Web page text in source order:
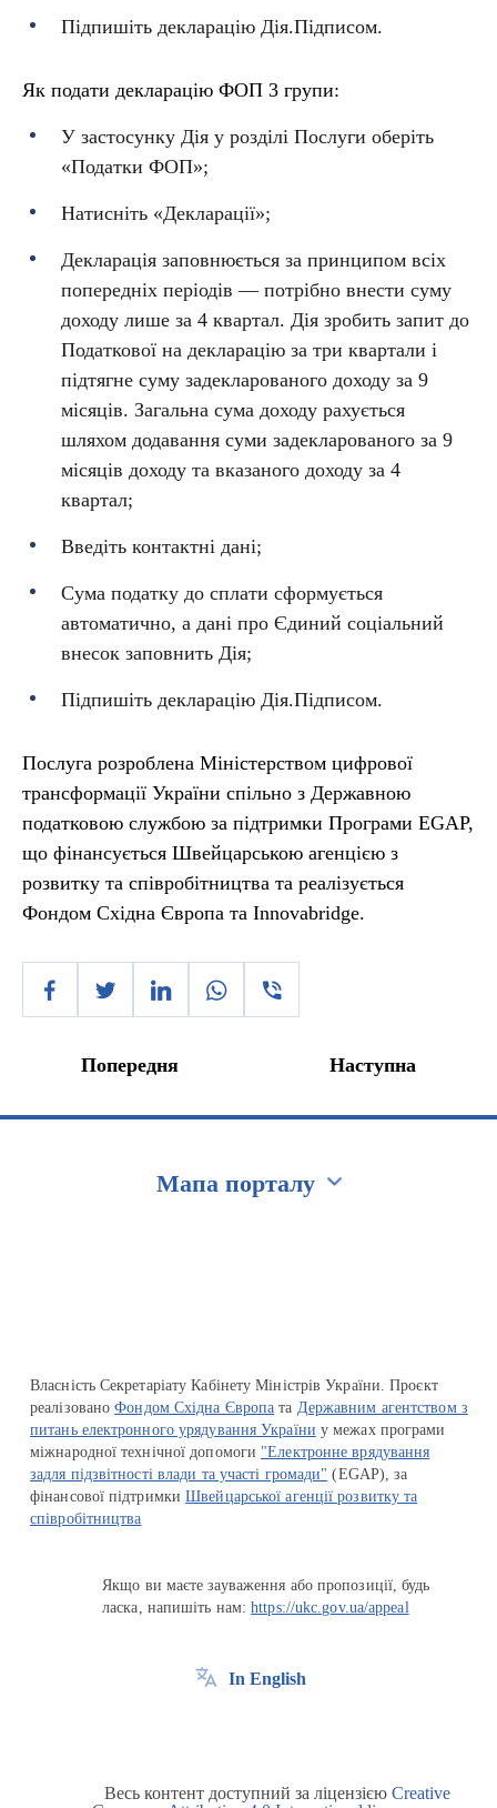
Підпишіть декларацію Дія.Підписом.
Як подати декларацію ФОП 3 групи:
У застосунку Дія у розділі Послуги оберіть
«Податки ФОП»;
Натисніть «Декларації»;
Декларація заповнюється за принципом всіх
попередніх періодів — потрібно внести суму
доходу лише за 4 квартал. Дія зробить запит до
Податкової на декларацію за три квартали і
підтягне суму задекларованого доходу за 9
місяців. Загальна сума доходу рахується
шляхом додавання суми задекларованого за 9
місяців доходу та вказаного доходу за 4
квартал;
Введіть контактні дані;
Сума податку до сплати сформується
автоматично, а дані про Єдиний соціальний
внесок заповнить Дія;
Підпишіть декларацію Дія.Підписом.
Послуга розроблена Міністерством цифрової
трансформації України спільно з Державною
податковою службою за підтримки Програми EGAP,
що фінансується Швейцарською агенцією з
розвитку та співробітництва та реалізується
Фондом Східна Європа та Innovabridge.
Попередня Наступна
Мапа порталу
Власність Секретаріату Кабінету Міністрів України. Проєкт
реалізованоФондом Східна Європа та Державним агентством з
питань електронного урядування України у межах програми
міжнародної технічної допомоги "Електронне врядування
задля підзвітності влади та участі громади" (EGAP), за
фінансової підтримкиШвейцарської агенції розвитку та
співробітництва
Якщо ви маєте зауваження або пропозиції, будь
ласка, напишіть нам:https://ukc.gov.ua/appeal
In English
Весь контент доступний за ліцензією Creative